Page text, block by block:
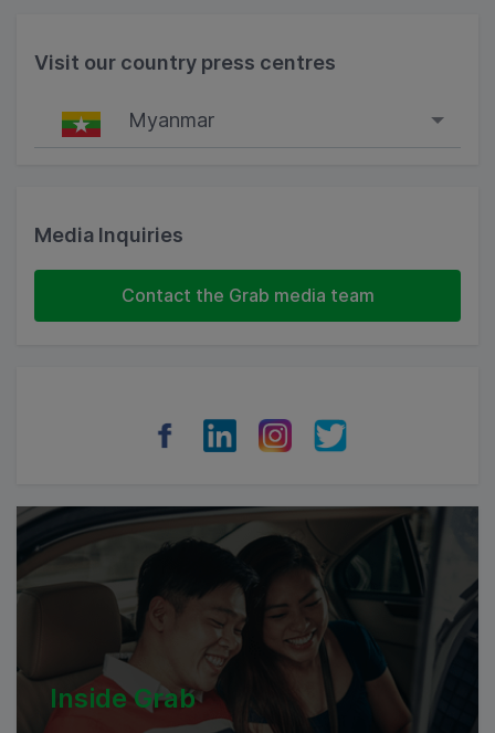
Visit our country press centres
Myanmar
Indonesia
Cambodia
Media Inquiries
Contact the Grab media team
Inside Grab